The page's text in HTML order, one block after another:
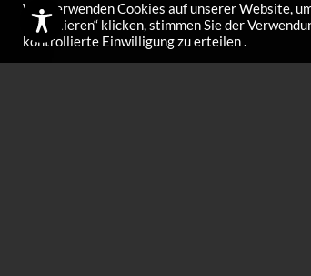
Wir verwenden Cookies auf unserer Website,
akzeptieren“ klicken, stimmen Sie der
kontrollierte Einwilligung zu erteilen .